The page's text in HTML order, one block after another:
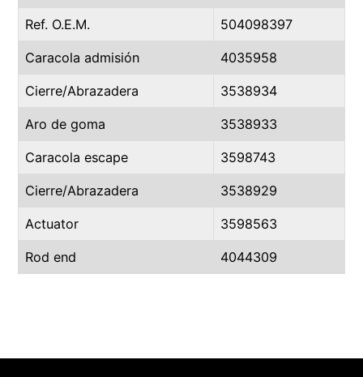
Ref. O.E.M. 504098397
Caracola admisión 4035958
Cierre/Abrazadera 3538934
Aro de goma 3538933
Caracola escape 3598743
Cierre/Abrazadera 3538929
Actuator 3598563
Rod end 4044309